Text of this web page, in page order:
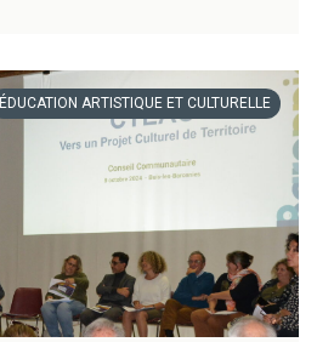
ÉDUCATION ARTISTIQUE ET CULTURELLE